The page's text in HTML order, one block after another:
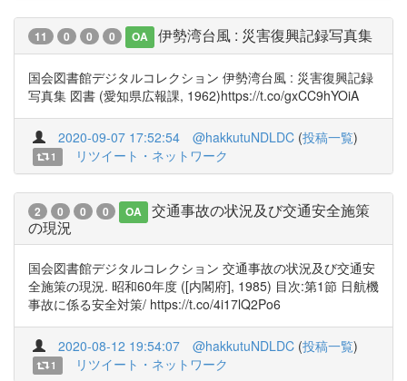
11 0 0 0 OA 伊勢湾台風 : 災害復興記録写真集
国会図書館デジタルコレクション 伊勢湾台風 : 災害復興記録
写真集 図書 (愛知県広報課, 1962)https://t.co/gxCC9hYOiA
2020-09-07 17:52:54 @hakkutuNDLDC (投稿一覧)
1 リツイート・ネットワーク
2 0 0 0 OA
交通事故の状況及び交通安全施策
の現況
国会図書館デジタルコレクション 交通事故の状況及び交通安
全施策の現況. 昭和60年度 ([内閣府], 1985) 目次:第1節 日航機
事故に係る安全対策/ https://t.co/4i17lQ2Po6
2020-08-12 19:54:07 @hakkutuNDLDC (投稿一覧)
1 リツイート・ネットワーク